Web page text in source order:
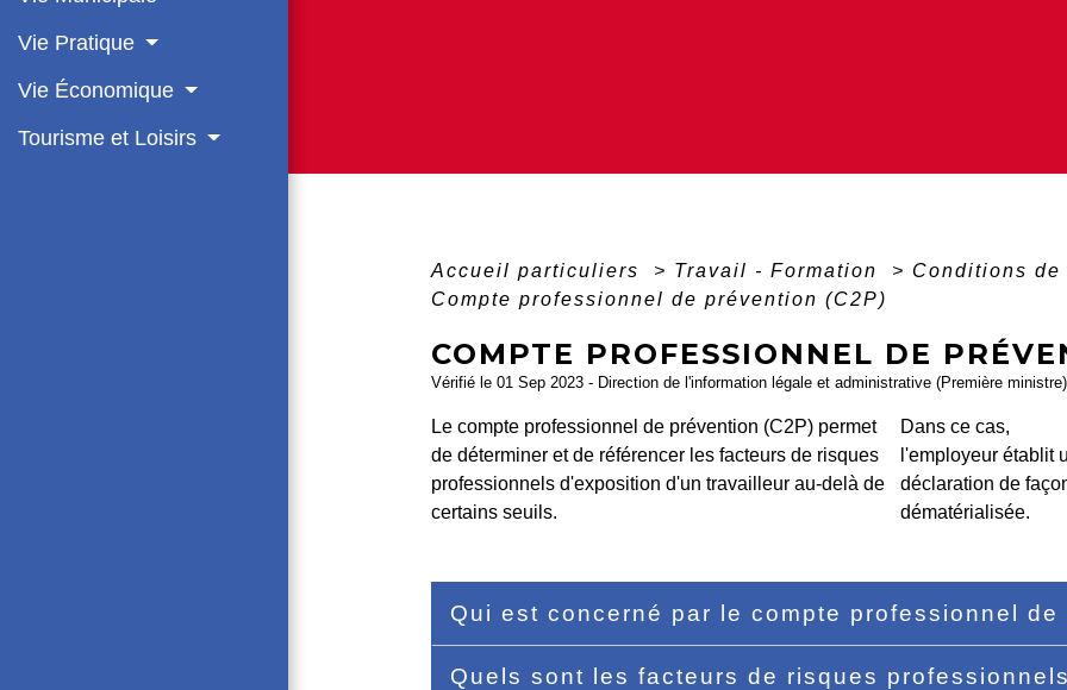
Vie Pratique
Vie Économique
Tourisme et Loisirs
Accueil particuliers > Travail - Formation > Conditions
Compte professionnel de prévention (C2P)
COMPTE PROFESSIONNEL DE
Vérifié le 01 Sep 2023 - Direction de l'information légale et administrative (Première ministre)
Le compte professionnel de prévention (C2P) permet
de déterminer et de référencer les facteurs de risques
professionnels d'exposition d'un travailleur au-delà de
certains seuils.
Dans ce cas,
l'employeur établit
déclaration de
dématérialisée.
Qui est concerné par le compte professionnel
Quels sont les facteurs de risques